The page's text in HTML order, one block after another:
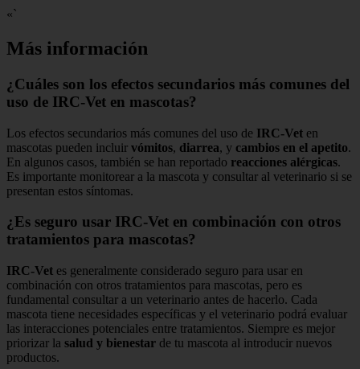
«`
Más información
¿Cuáles son los efectos secundarios más comunes del
uso de IRC-Vet en mascotas?
Los efectos secundarios más comunes del uso de IRC-Vet en
mascotas pueden incluir vómitos, diarrea, y cambios en el apetito.
En algunos casos, también se han reportado reacciones alérgicas.
Es importante monitorear a la mascota y consultar al veterinario si se
presentan estos síntomas.
¿Es seguro usar IRC-Vet en combinación con otros
tratamientos para mascotas?
IRC-Vet es generalmente considerado seguro para usar en
combinación con otros tratamientos para mascotas, pero es
fundamental consultar a un veterinario antes de hacerlo. Cada
mascota tiene necesidades específicas y el veterinario podrá evaluar
las interacciones potenciales entre tratamientos. Siempre es mejor
priorizar la salud y bienestar de tu mascota al introducir nuevos
productos.